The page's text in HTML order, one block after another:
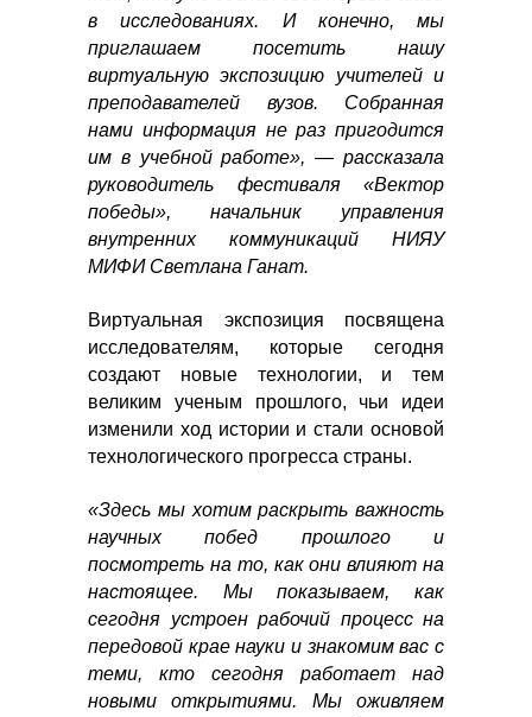
в исследованиях. И конечно, мы
приглашаем посетить нашу
виртуальную экспозицию учителей и
преподавателей вузов. Собранная
нами информация не раз пригодится
им в учебной работе», — рассказала
руководитель фестиваля «Вектор
победы», начальник управления
внутренних коммуникаций НИЯУ
МИФИ Светлана Ганат.
Виртуальная экспозиция посвящена
исследователям, которые сегодня
создают новые технологии, и тем
великим ученым прошлого, чьи идеи
изменили ход истории и стали основой
технологического прогресса страны.
«Здесь мы хотим раскрыть важность
научных побед прошлого и
посмотреть на то, как они влияют на
настоящее. Мы показываем, как
сегодня устроен рабочий процесс на
передовой крае науки и знакомим вас с
теми, кто сегодня работает над
новыми открытиями. Мы оживляем